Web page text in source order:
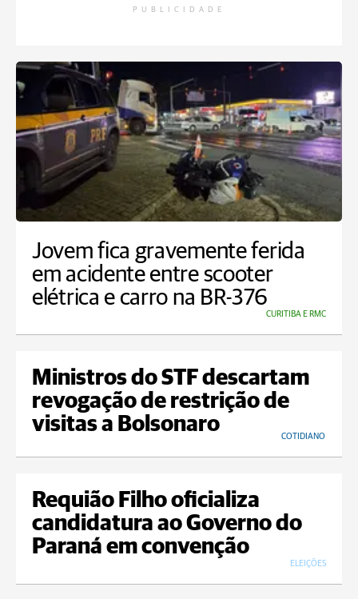
PUBLICIDADE
Jovem fica gravemente ferida
em acidente entre scooter
elétrica e carro na BR-376
CURITIBA E RMC
Ministros do STF descartam
revogação de restrição de
visitas a Bolsonaro
COTIDIANO
Requião Filho oficializa
candidatura ao Governo do
Paraná em convenção
ELEIÇÕES